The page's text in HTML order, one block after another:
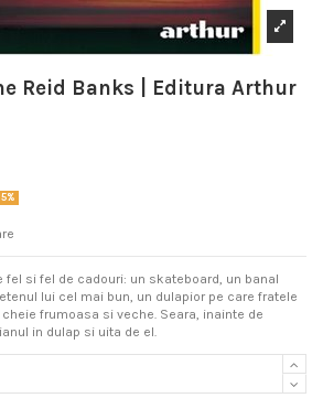
Reid Banks | Editura Arthur
fel si fel de cadouri: un skateboard, un banal
lui cel mai bun, un dulapior pe care fratele
frumoasa si veche. Seara, inainte de
in dulap si uita de el.